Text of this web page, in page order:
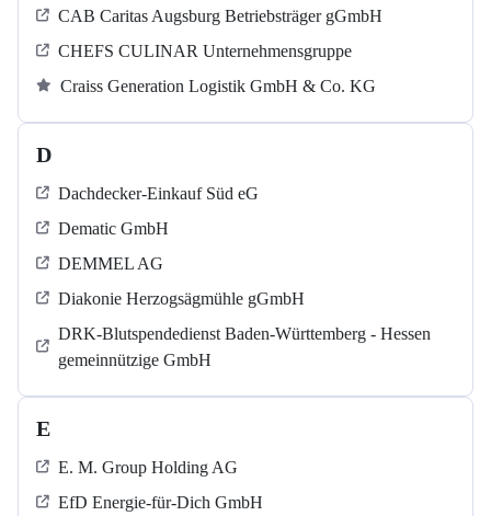
CAB Caritas Augsburg Betriebsträger gGmbH
CHEFS CULINAR Unternehmensgruppe
Craiss Generation Logistik GmbH & Co. KG
D
Dachdecker-Einkauf Süd eG
Dematic GmbH
DEMMEL AG
Diakonie Herzogsägmühle gGmbH
DRK-Blutspendedienst Baden-Württemberg - Hessen
gemeinnützige GmbH
E
E. M. Group Holding AG
EfD Energie-für-Dich GmbH